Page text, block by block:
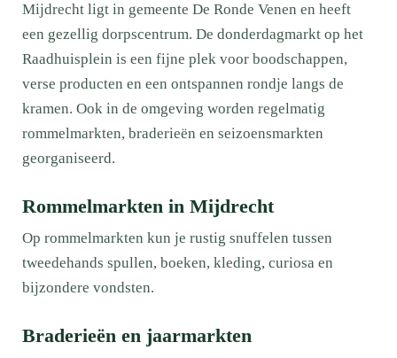
Mijdrecht ligt in gemeente De Ronde Venen en heeft
een gezellig dorpscentrum. De donderdagmarkt op het
Raadhuisplein is een fijne plek voor boodschappen,
verse producten en een ontspannen rondje langs de
kramen. Ook in de omgeving worden regelmatig
rommelmarkten, braderieën en seizoensmarkten
georganiseerd.
Rommelmarkten in Mijdrecht
Op rommelmarkten kun je rustig snuffelen tussen
tweedehands spullen, boeken, kleding, curiosa en
bijzondere vondsten.
Braderieën en jaarmarkten